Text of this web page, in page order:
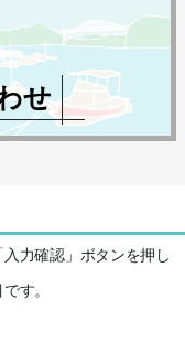
せ
力確認」ボタンを押し
す。